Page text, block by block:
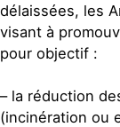
délaissées, les
visant à
pour objectif :
– la réduction
(incinération ou